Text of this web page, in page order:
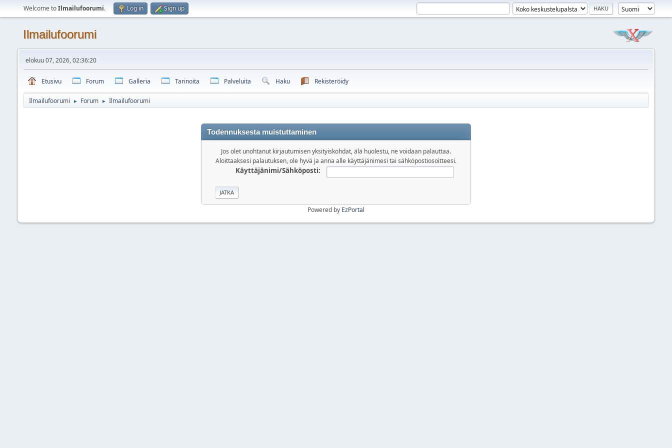
Welcome toIlmailufoorumi. Log in Sign up
Ilmailufoorumi
elokuu 07, 2026, 02:36:20
Etusivu Forum Galleria Tarinoita Palveluita Haku Rekisteröidy
Ilmailufoorumi ► Forum ► Ilmailufoorumi
Todennuksesta muistuttaminen
Jos olet unohtanut kirjautumisen yksityiskohdat, älä huolestu, ne voidaan palauttaa.
Aloittaaksesi palautuksen, ole hyvä ja anna alle käyttäjänimesi tai sähköpostiosoitteesi.
Käyttäjänimi/Sähköposti:
Powered by EzPortal